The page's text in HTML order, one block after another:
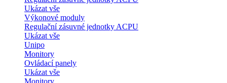
Ukázat vše
Výkonové moduly
Regulační zásuvné jednotky ACPU
Ukázat vše
Unipo
Monitory
Ovládací panely
Ukázat vše
Monitory